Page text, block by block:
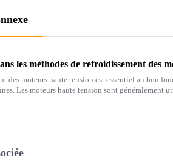
les méthodes de refroidissement des
des moteurs haute tension est essentiel au bon
Les moteurs haute tension sont